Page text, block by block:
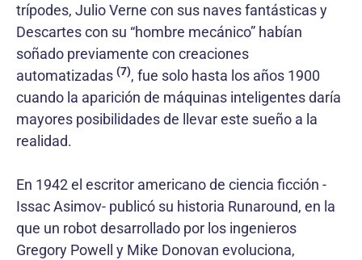
trípodes, Julio Verne con sus naves fantásticas y
Descartes con su “hombre mecánico” habían
soñado previamente con creaciones
automatizadas (7), fue solo hasta los años 1900
cuando la aparición de máquinas inteligentes daría
mayores posibilidades de llevar este sueño a la
realidad.
En 1942 el escritor americano de ciencia ficción -
Issac Asimov- publicó su historia Runaround, en la
que un robot desarrollado por los ingenieros
Gregory Powell y Mike Donovan evoluciona,